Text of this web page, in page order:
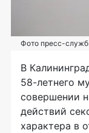
Фото пресс-
В
58-летнего
совершении
действий
характера в